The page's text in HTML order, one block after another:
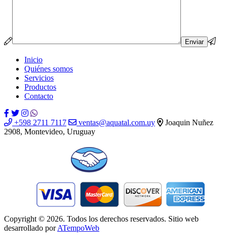
Por favor, deja este campo vacío.
Inicio
Quiénes somos
Servicios
Productos
Contacto
+598 2711 7117 ventas@aquatal.com.uy
Joaquin Nuñez
2908, Montevideo, Uruguay
Copyright © 2026. Todos los derechos reservados. Sitio web
desarrollado porATempoWeb